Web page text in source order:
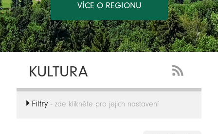
VÍCE O REGIONU
KULTURA
Feed
Filtry- zde klikněte pro jejich nastavení